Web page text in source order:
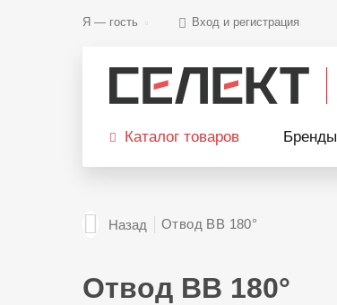
Я — гость Вход и регистрация
Каталог товаров Бренды
Назад Отвод ВВ 180°
Отвод ВВ 180°